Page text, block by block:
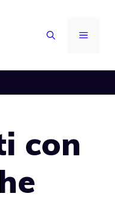
MENU
con